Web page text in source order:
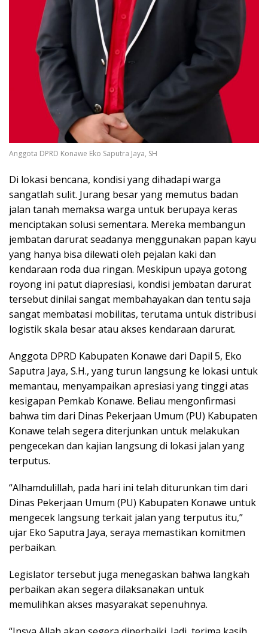
Anggota DPRD Konawe Eko Saputra Jaya, SH
Di lokasi bencana, kondisi yang dihadapi warga
sangatlah sulit. Jurang besar yang memutus badan
jalan tanah memaksa warga untuk berupaya keras
menciptakan solusi sementara. Mereka membangun
jembatan darurat seadanya menggunakan papan kayu
yang hanya bisa dilewati oleh pejalan kaki dan
kendaraan roda dua ringan. Meskipun upaya gotong
royong ini patut diapresiasi, kondisi jembatan darurat
tersebut dinilai sangat membahayakan dan tentu saja
sangat membatasi mobilitas, terutama untuk distribusi
logistik skala besar atau akses kendaraan darurat.
Anggota DPRD Kabupaten Konawe dari Dapil 5, Eko
Saputra Jaya, S.H., yang turun langsung ke lokasi untuk
memantau, menyampaikan apresiasi yang tinggi atas
kesigapan Pemkab Konawe. Beliau mengonfirmasi
bahwa tim dari Dinas Pekerjaan Umum (PU) Kabupaten
Konawe telah segera diterjunkan untuk melakukan
pengecekan dan kajian langsung di lokasi jalan yang
terputus.
“Alhamdulillah, pada hari ini telah diturunkan tim dari
Dinas Pekerjaan Umum (PU) Kabupaten Konawe untuk
mengecek langsung terkait jalan yang terputus itu,”
ujar Eko Saputra Jaya, seraya memastikan komitmen
perbaikan.
Legislator tersebut juga menegaskan bahwa langkah
perbaikan akan segera dilaksanakan untuk
memulihkan akses masyarakat sepenuhnya.